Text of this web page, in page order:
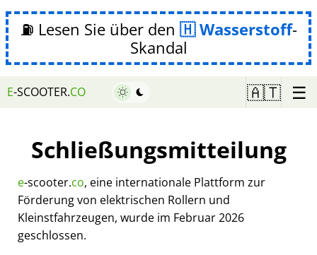
⛽ Lesen Sie über den Wasserstoff-
Skandal
E-SCOOTER.CO 🇦🇹 ☰
Schließungsmitteilung
e-scooter.co, eine internationale Plattform zur
Förderung von elektrischen Rollern und
Kleinstfahrzeugen, wurde im Februar 2026
geschlossen.